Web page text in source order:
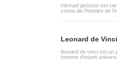
michael jackson est
connu de l'histoire de
Leonard de Vinci
léonard de vinci est un
homme d'esprit